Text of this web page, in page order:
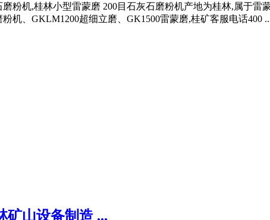
粉机,桂林小型雷蒙磨 200目石灰石磨粉机产地为桂林,属于雷
机、GKLM1200超细立磨、GK1500雷蒙磨,桂矿客服电话400
矿山设备制造 ...